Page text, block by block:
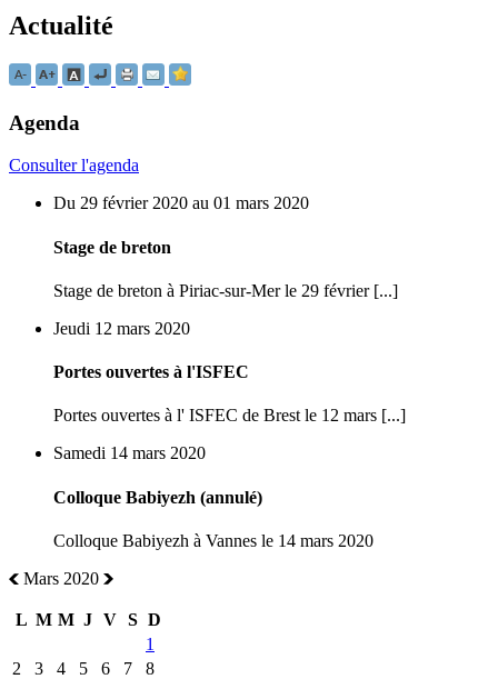
Actualité
Agenda
Consulter l'agenda
Du 29 février 2020 au 01 mars 2020
Stage de breton
Stage de breton à Piriac-sur-Mer le 29 février [...]
Jeudi 12 mars 2020
Portes ouvertes à l'ISFEC
Portes ouvertes à l' ISFEC de Brest le 12 mars [...]
Samedi 14 mars 2020
Colloque Babiyezh (annulé)
Colloque Babiyezh à Vannes le 14 mars 2020
Mars 2020
L M M J V S D
1
2
3 4 5 6 7
8